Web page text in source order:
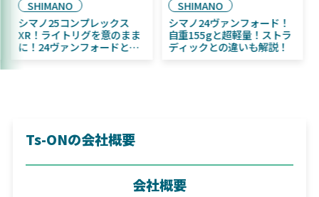
発売予定！
魚／ちびふく魚
イト初心者にお
シマノ25コンプレックス
XR！ライトリグを意のまま
に！24ヴァンフォードとの
シマノ24ヴ
自重155gと
ディックと
Ts-ONの会社概要
会社概要